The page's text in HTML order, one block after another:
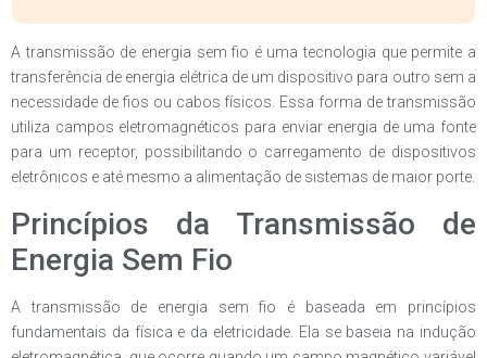
A transmissão de energia sem fio é uma tecnologia que permite a
transferência de energia elétrica de um dispositivo para outro sem a
necessidade de fios ou cabos físicos. Essa forma de transmissão
utiliza campos eletromagnéticos para enviar energia de uma fonte
para um receptor, possibilitando o carregamento de dispositivos
eletrônicos e até mesmo a alimentação de sistemas de maior porte.
Princípios da Transmissão de
Energia Sem Fio
A transmissão de energia sem fio é baseada em princípios
fundamentais da física e da eletricidade. Ela se baseia na indução